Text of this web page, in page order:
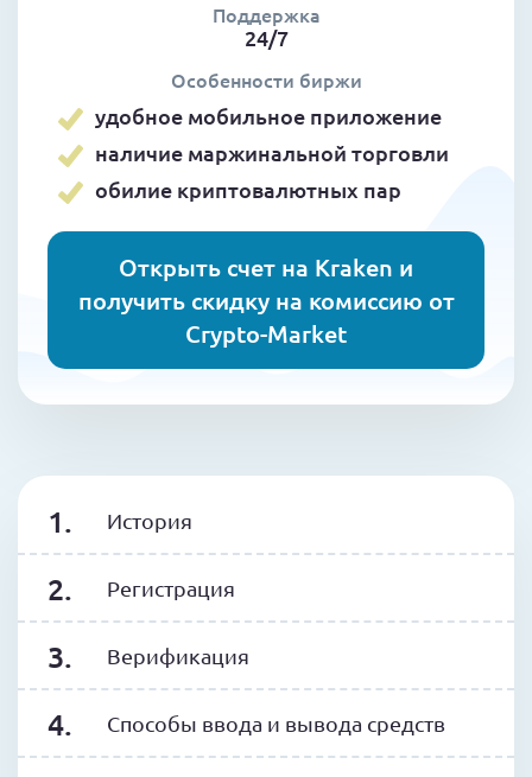
Поддержка
24/7
Особенности биржи
удобное мобильное приложение
наличие маржинальной торговли
обилие криптовалютных пар
Открыть счет на Kraken и
получить скидку на комиссию от
Crypto-Market
История
Регистрация
Верификация
Способы ввода и вывода средств